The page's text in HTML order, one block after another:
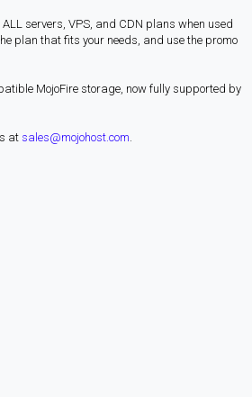
servers, VPS, and CDN plans when used
plan that fits your needs, and use the promo
MojoFire storage, now fully supported by
at sales@mojohost.com.